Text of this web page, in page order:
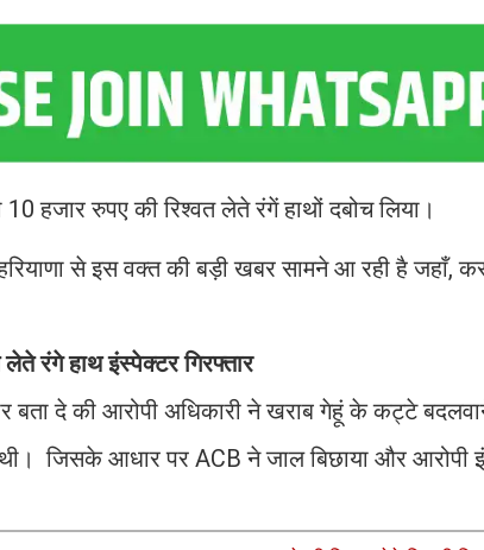
हजार रुपए की रिश्वत लेते रंगें हाथों दबोच लिया।
से इस वक्त की बड़ी खबर सामने आ रही है जहाँ,
रंगे हाथ इंस्पेक्टर गिरफ्तार
बता दे की आरोपी अधिकारी ने खराब गेहूं के कट्टे
जिसके आधार पर ACB ने जाल बिछाया और आरोपी